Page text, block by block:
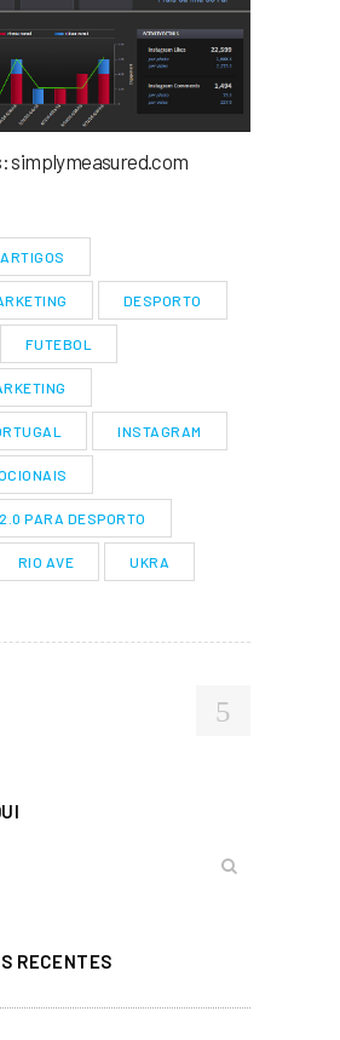
simplymeasured.com
ARTIGOS
DESPORTO
FUTEBOL
INSTAGRAM
PARA DESPORTO
RIO AVE UKRA
RECENTES